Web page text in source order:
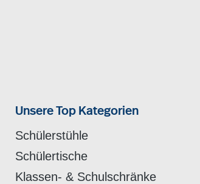
Unsere Top Kategorien
Schülerstühle
Schülertische
Klassen- & Schulschränke